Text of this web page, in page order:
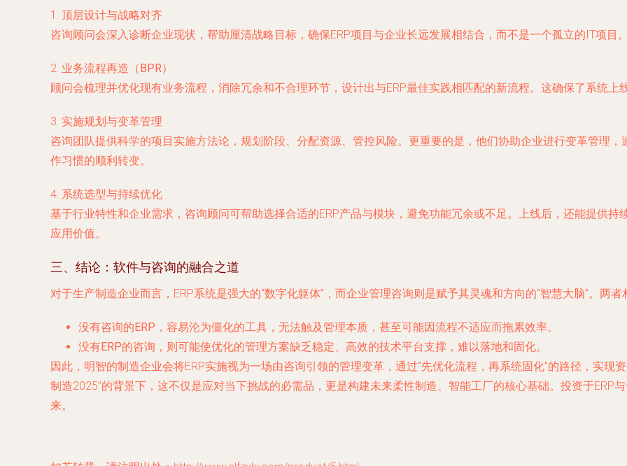
1. 顶层设计与战略对齐
咨询顾问会深入诊断企业现状，帮助厘清战略目标，确保ERP项目与企业长远发展相结合，而不是一个孤立的IT项目
2. 业务流程再造（BPR）
顾问会梳理并优化现有业务流程，消除冗余和不合理环节，设计出与ERP最佳实践相匹配的新流程。这确保了系统
3. 实施规划与变革管理
咨询团队提供科学的项目实施方法论，规划阶段、分配资源、管控风险。更重要的是，他们协助企业进行变革管理
作习惯的顺利转变。
4. 系统选型与持续优化
基于行业特性和企业需求，咨询顾问可帮助选择合适的ERP产品与模块，避免功能冗余或不足。上线后，还能提供
应用价值。
三、结论：软件与咨询的融合之道
对于生产制造企业而言，ERP系统是强大的“数字化躯体”，而企业管理咨询则是赋予其灵魂和方向的“智慧大脑”。两者
没有咨询的ERP ，容易沦为僵化的工具，无法触及管理本质，甚至可能因流程不适应而拖累效率。
没有ERP的咨询 ，则可能使优化的管理方案缺乏稳定、高效的技术平台支撑，难以落地和固化。
因此，明智的制造企业会将ERP实施视为一场由咨询引领的管理变革，通过“先优化流程，再系统固化”的路径，实现
制造2025”的背景下，这不仅是应对当下挑战的必需品，更是构建未来柔性制造、智能工厂的核心基础。投资于ERP
来。